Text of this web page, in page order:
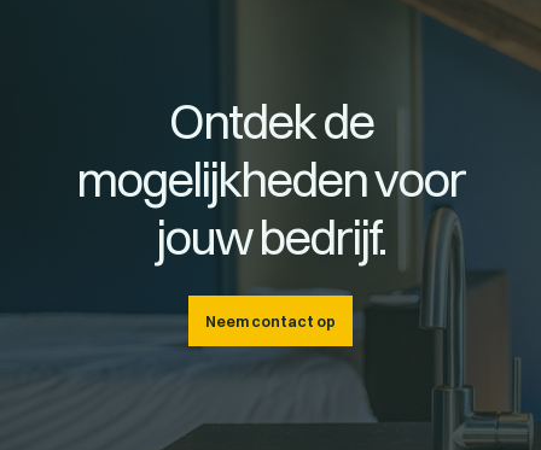
Ontdek de
mogelijkheden voor
jouw bedrijf.
Neem contact op